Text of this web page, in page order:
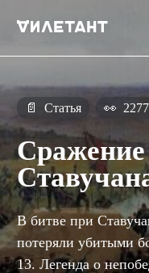
📄 Статья 👀
Сражение
В битве при
потеряли убитыми
13. Легенда о